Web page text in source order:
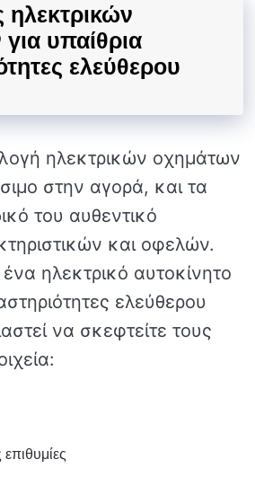
υπαίθρια
ελεύθερου
ηλεκτρικών οχημάτων
στην αγορά, και τα
του αυθεντικό
και οφελών.
ηλεκτρικό αυτοκίνητο
ελεύθερου
να σκεφτείτε τους